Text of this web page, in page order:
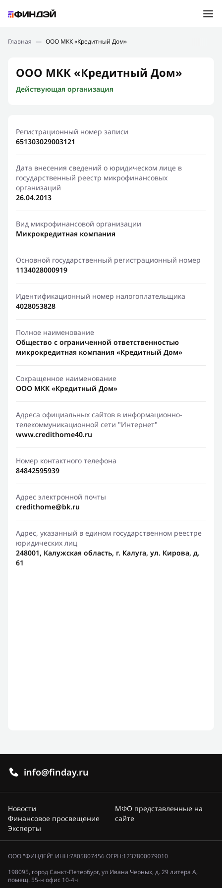
Подбор займа
Новости
Финансовое просвещение
Главная — ООО МКК «Кредитный Дом»
ООО МКК «Кредитный Дом»
Действующая организация
Регистрационный номер записи
651303029003121
Дата внесения сведений о юридическом лице в
государственный реестр микрофинансовых
организаций
26.04.2013
Вид микрофинансовой организации
Микрокредитная компания
Основной государственный регистрационный номер
1134028000919
Идентификационный номер налогоплательщика
4028053828
Полное наименование
Общество с ограниченной ответственностью
микрокредитная компания «Кредитный Дом»
Сокращенное наименование
ООО МКК «Кредитный Дом»
Адреса официальных сайтов в информационно-
телекоммуникационной сети "Интернет"
www.credithome40.ru
Номер контактного телефона
84842595939
Адрес электронной почты
credithome@bk.ru
Адрес, указанный в едином государственном реестре
юридических лиц
248001, Калужская область, г. Калуга, ул. Кирова, д.
61
info@finday.ru
Новости
Финансовое просвещение
Эксперты
МФО представленные на
сайте
ООО "ФИНДЕЙ" ИНН:7805807456 ОГРН:1237800079010
198095, город Санкт-Петербург, ул Ивана Черных, д. 29 литера А,
помещ. 55-н офис 10-4ч
Ошибка:Контактная форма не найдена.
Спасибо, что написали нам
Мы свяжемся с Вами в ближайшее время и сообщим
результат
Отправить новый запрос